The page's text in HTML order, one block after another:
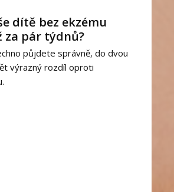
dítě bez ekzému
za pár týdnů?
půjdete správně, do dvou
výrazný rozdíl oproti